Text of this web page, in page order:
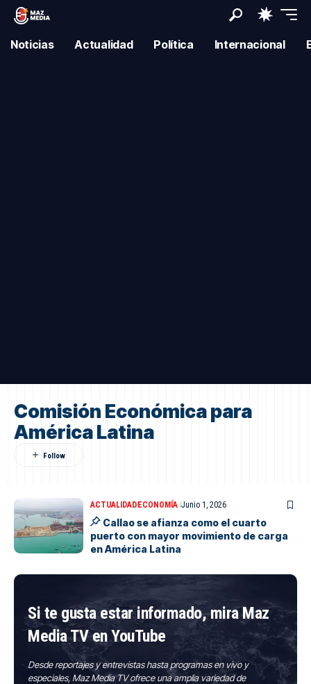
Noticias Actualidad Política Internacional
Comisión Económica para
América Latina
ACTUALIDADECONOMÍA Junio 1, 2026
Callao se afianza como el cuarto
puerto con mayor movimiento de carga
en América Latina
Si te gusta estar informado, mira Maz
Media TV en YouTube
Desde reportajes y entrevistas hasta programas en vivo y
especiales, Maz Media TV ofrece una amplia variedad de